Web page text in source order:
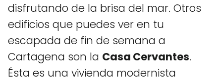
disfrutando de la brisa del mar. Otros
edificios que puedes ver en tu
escapada de fin de semana a
Cartagena son la Casa Cervantes.
Ésta es una vivienda modernista